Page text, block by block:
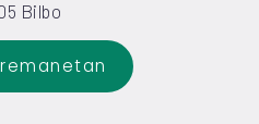
Bilbo